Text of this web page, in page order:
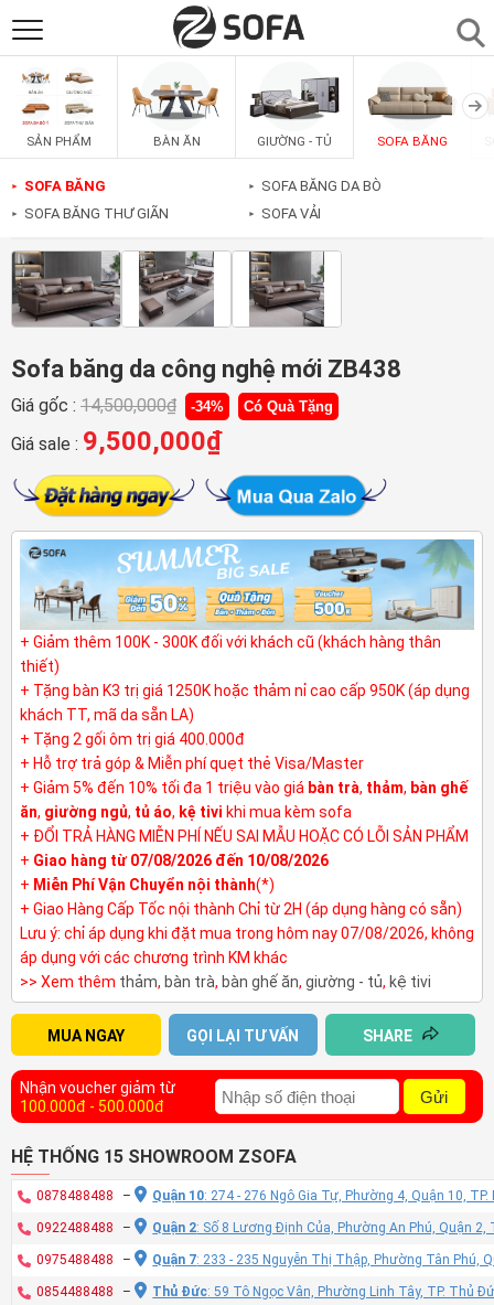
SẢN PHẨM
SOFAS
PHÒNG ĂN
PHÒNG NGỦ
PHÒNG KHÁCH
SẢN PHẨM BÀN ĂN GIƯỜNG - TỦ SOFA BĂNG
► SOFA BĂNG
► SOFA BĂNG THƯ GIÃN
► SOFA BĂNG DA BÒ
► SOFA VẢI
Sofa băng da công nghệ mới ZB438
Giá gốc : 14,500,000₫ -34% Có Quà Tặng
Giá sale : 9,500,000₫
+ Giảm thêm 100K - 300K đối với khách cũ (khách hàng thân
thiết)
+ Tặng bàn K3 trị giá 1250K hoặc thảm nỉ cao cấp 950K (áp dụng
khách TT, mã da sẵn LA)
+ Tặng 2 gối ôm trị giá 400.000đ
+ Hỗ trợ trả góp & Miễn phí quẹt thẻ Visa/Master
+ Giảm 5% đến 10% tối đa 1 triệu vào giá bàn trà, thảm, bàn ghế
ăn, giường ngủ, tủ áo, kệ tivi khi mua kèm sofa
+ ĐỔI TRẢ HÀNG MIỄN PHÍ NẾU SAI MẪU HOẶC CÓ LỖI SẢN PHẨM
+ Giao hàng từ 07/08/2026 đến 10/08/2026
+ Miễn Phí Vận Chuyển nội thành(*)
+ Giao Hàng Cấp Tốc nội thành Chỉ từ 2H (áp dụng hàng có sẵn)
Lưu ý: chỉ áp dụng khi đặt mua trong hôm nay 07/08/2026, không
áp dụng với các chương trình KM khác
>> Xem thêm thảm, bàn trà, bàn ghế ăn, giường - tủ, kệ tivi
MUA NGAY GỌI LẠI TƯ VẤN SHARE
Nhận voucher giảm từ
100.000đ - 500.000đ
Gửi
HỆ THỐNG 15 SHOWROOM ZSOFA
0878488488 – Quận 10: 274 - 276 Ngô Gia Tự, Phường 4, Quận 10, TP.
0922488488 – Quận 2: Số 8 Lương Định Của, Phường An Phú, Quận 2,
0975488488 – Quận 7: 233 - 235 Nguyễn Thị Thập, Phường Tân Phú,
0854488488 – Thủ Đức: 59 Tô Ngọc Vân, Phường Linh Tây, TP. Thủ